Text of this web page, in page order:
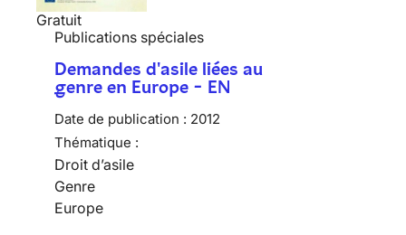
Gratuit
Publications spéciales
Demandes d'asile liées au
genre en Europe - EN
Date de publication : 2012
Thématique :
Droit d’asile
Genre
Europe